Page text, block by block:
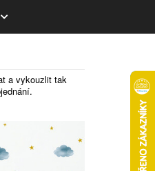
a vykouzlit tak